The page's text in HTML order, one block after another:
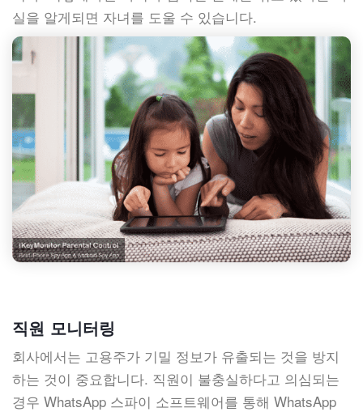
실을 알게되면 자녀를 도울 수 있습니다.
직원 모니터링
회사에서는 고용주가 기밀 정보가 유출되는 것을 방지
하는 것이 중요합니다. 직원이 불충실하다고 의심되는
경우 WhatsApp 스파이 소프트웨어를 통해 WhatsApp